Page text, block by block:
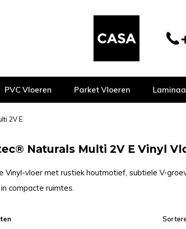
PVC Vloeren Parket Vloeren
2V E
Naturals Multi 2V E Vinyl
Vinyl-vloer met rustiek houtmotief, subtiele V-
compacte ruimtes.